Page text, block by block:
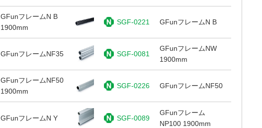
GFunフレームN B
1900mm
SGF-0221 GFunフレームN B
GFunフレームNF35 SGF-0081
GFunフレームNW
1900mm
GFunフレームNF50
1900mm
SGF-0226 GFunフレームNF50
GFunフレームN Y SGF-0089
GFunフレーム
NP100 1900mm